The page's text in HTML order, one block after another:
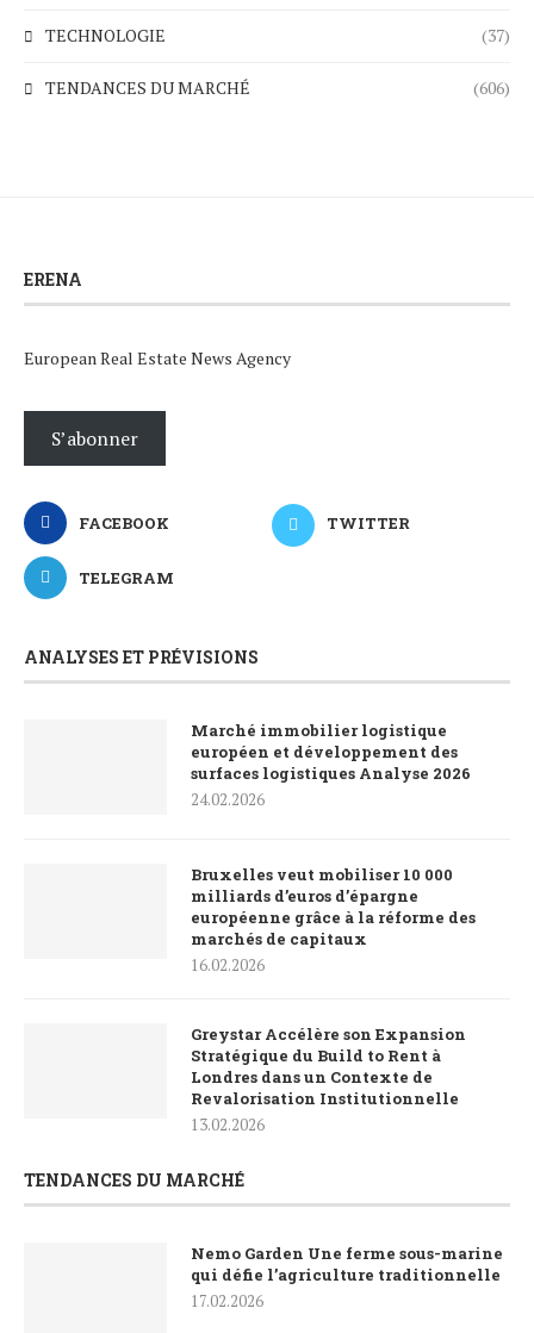
TECHNOLOGIE (37)
TENDANCES DU MARCHÉ (606)
ERENA
European Real Estate News Agency
S’abonner
FACEBOOK TWITTER
TELEGRAM
ANALYSES ET PRÉVISIONS
Marché immobilier logistique
européen et développement des
surfaces logistiques Analyse 2026
24.02.2026
Bruxelles veut mobiliser 10 000
milliards d’euros d’épargne
européenne grâce à la réforme des
marchés de capitaux
16.02.2026
Greystar Accélère son Expansion
Stratégique du Build to Rent à
Londres dans un Contexte de
Revalorisation Institutionnelle
13.02.2026
TENDANCES DU MARCHÉ
Nemo Garden Une ferme sous-marine
qui défie l’agriculture traditionnelle
17.02.2026